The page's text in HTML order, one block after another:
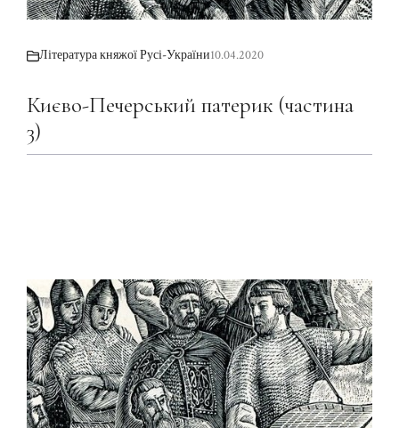
Література княжої Русі-України10.04.2020
Києво-Печерський патерик (частина
3)